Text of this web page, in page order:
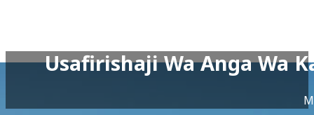
Usafirishaji Wa Anga Wa